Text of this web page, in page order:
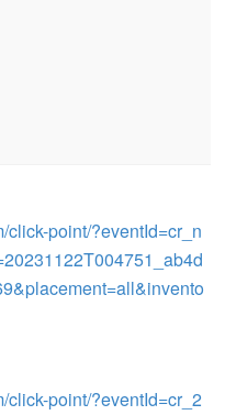
click-point/?eventId=cr_n
click-point/?eventId=cr_2